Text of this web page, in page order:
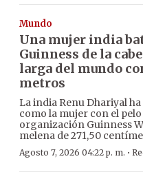
Mundo
Una mujer india
Guinness de la
larga del mundo
metros
La india Renu Dhariyal
como la mujer con el
organización Guinness
melena de 271,50
Agosto 7, 2026 04:22 p. m. ·